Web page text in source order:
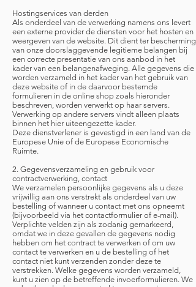
Hostingservices van derden
Als onderdeel van de verwerking namens ons levert
een externe provider de diensten voor het hosten en
weergeven van de website. Dit dient ter bescherming
van onze doorslaggevende legitieme belangen bij
een correcte presentatie van ons aanbod in het
kader van een belangenafweging. Alle gegevens die
worden verzameld in het kader van het gebruik van
deze website of in de daarvoor bestemde
formulieren in de online shop zoals hieronder
beschreven, worden verwerkt op haar servers.
Verwerking op andere servers vindt alleen plaats
binnen het hier uiteengezette kader.
Deze dienstverlener is gevestigd in een land van de
Europese Unie of de Europese Economische
Ruimte.
2. Gegevensverzameling en gebruik voor
contractverwerking, contact
We verzamelen persoonlijke gegevens als u deze
vrijwillig aan ons verstrekt als onderdeel van uw
bestelling of wanneer u contact met ons opneemt
(bijvoorbeeld via het contactformulier of e-mail).
Verplichte velden zijn als zodanig gemarkeerd,
omdat we in deze gevallen de gegevens nodig
hebben om het contract te verwerken of om uw
contact te verwerken en u de bestelling of het
contact niet kunt verzenden zonder deze te
verstrekken. Welke gegevens worden verzameld,
kunt u zien op de betreffende invoerformulieren. We